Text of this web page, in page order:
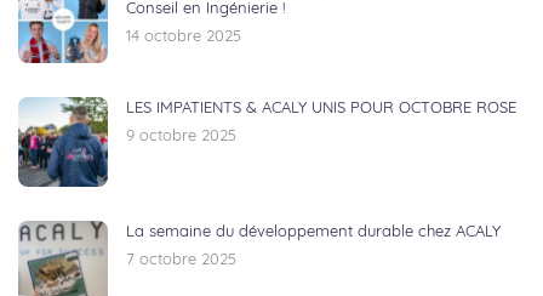
Conseil en Ingénierie !
14 octobre 2025
LES IMPATIENTS & ACALY UNIS POUR OCTOBRE ROSE
9 octobre 2025
La semaine du développement durable chez ACALY
7 octobre 2025